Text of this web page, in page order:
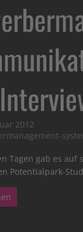
2012
Tagen gab es
Potentialpark-